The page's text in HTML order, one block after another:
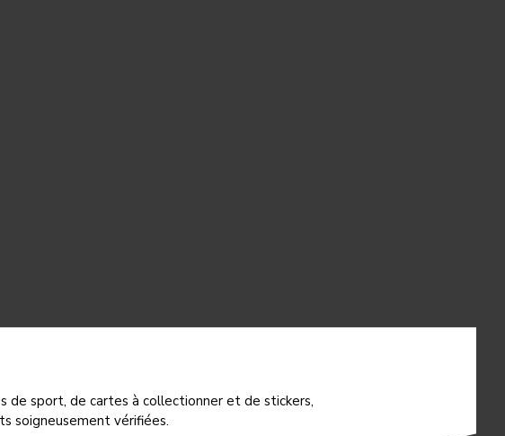
de sport, de cartes à collectionner et de stickers,
soigneusement vérifiées.